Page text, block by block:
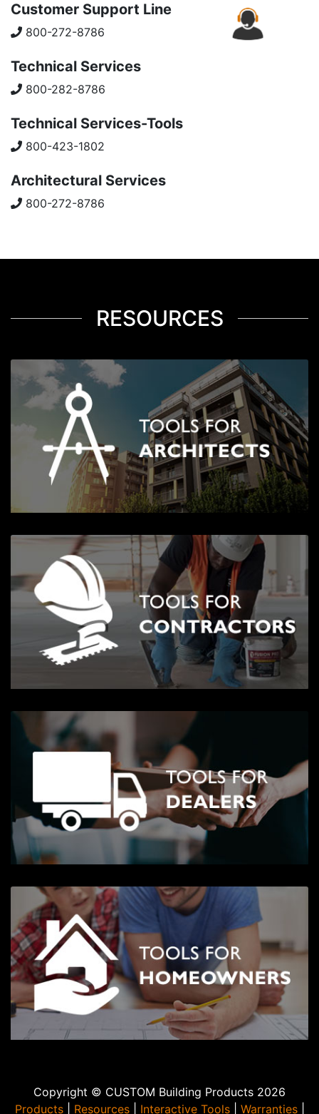
Customer Support Line
800-272-8786
Technical Services
800-282-8786
Technical Services-Tools
800-423-1802
Architectural Services
800-272-8786
RESOURCES
Copyright © CUSTOM Building Products 2026
Products| Resources| Interactive Tools| Warranties|